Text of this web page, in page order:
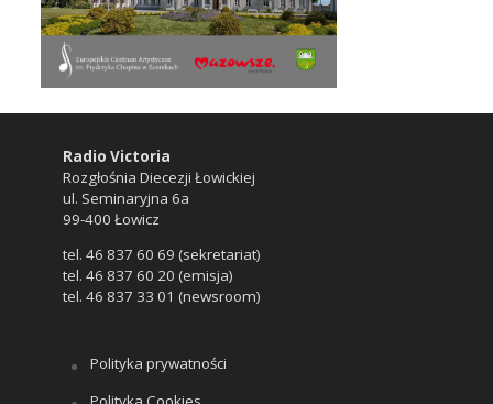
Radio Victoria
Rozgłośnia Diecezji Łowickiej
ul. Seminaryjna 6a
99-400 Łowicz
tel. 46 837 60 69 (sekretariat)
tel. 46 837 60 20 (emisja)
tel. 46 837 33 01 (newsroom)
Polityka prywatności